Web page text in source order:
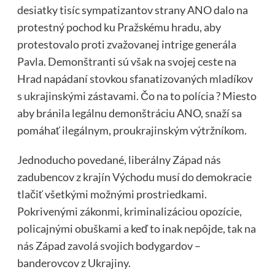
desiatky tisíc sympatizantov strany ANO dalo na
protestný pochod ku Pražskému hradu, aby
protestovalo proti zvažovanej intrige generála
Pavla. Demonštranti sú však na svojej ceste na
Hrad napádaní stovkou sfanatizovaných mladíkov
s ukrajinskými zástavami. Čo na to polícia ? Miesto
aby bránila legálnu demonštráciu ANO, snaží sa
pomáhať ilegálnym, proukrajinským výtržníkom.
Jednoducho povedané, liberálny Západ nás
zadubencov z krajín Východu musí do demokracie
tlačiť všetkými možnými prostriedkami.
Pokrivenými zákonmi, kriminalizáciou opozície,
policajnými obuškami a keď to inak nepôjde, tak na
nás Západ zavolá svojich bodygardov –
banderovcov z Ukrajiny.